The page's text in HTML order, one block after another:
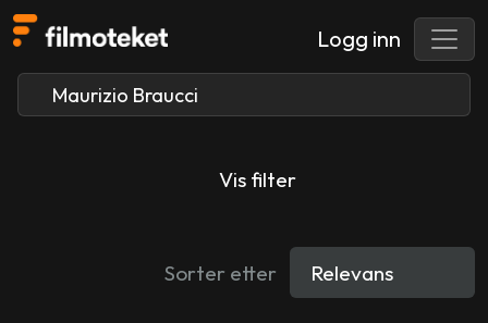
Logg inn
Vis filter
Sorter etter